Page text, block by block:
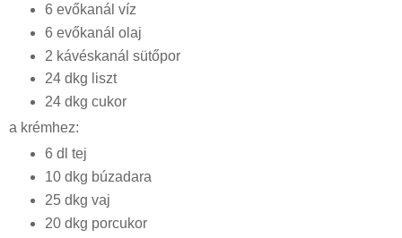
6 evőkanál víz
6 evőkanál olaj
2 kávéskanál sütőpor
24 dkg liszt
24 dkg cukor
a krémhez:
6 dl tej
10 dkg búzadara
25 dkg vaj
20 dkg porcukor